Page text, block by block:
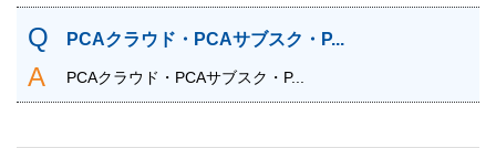
PCAクラウド・PCAサブスク・P...
PCAクラウド・PCAサブスク・P...